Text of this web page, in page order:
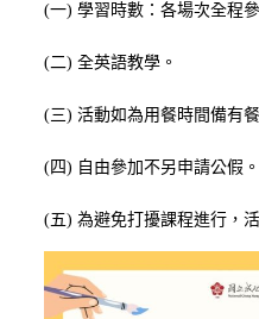
(一) 學習時數：各場次全程
(二) 全英語教學。
(三) 活動如為用餐時間備有餐
(四) 自由參加不另申請公假。
(五) 為避免打擾課程進行，